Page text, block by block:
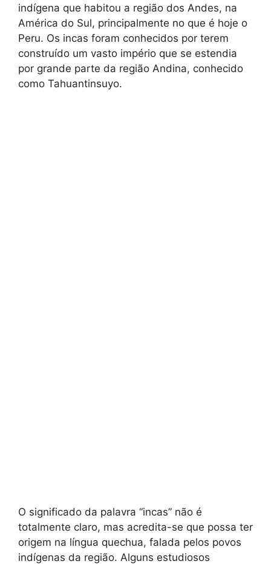
indígena que habitou a região dos Andes, na
América do Sul, principalmente no que é hoje o
Peru. Os incas foram conhecidos por terem
construído um vasto império que se estendia
por grande parte da região Andina, conhecido
como Tahuantinsuyo.
O significado da palavra “incas” não é
totalmente claro, mas acredita-se que possa ter
origem na língua quechua, falada pelos povos
indígenas da região. Alguns estudiosos